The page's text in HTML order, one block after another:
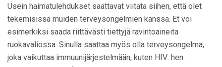
Usein haimatulehdukset saattavat viitata siihen, että olet
tekemisissä muiden terveysongelmien kanssa. Et voi
esimerkiksi saada riittävästi tiettyjä ravintoaineita
ruokavaliossa. Sinulla saattaa myös olla terveysongelma,
joka vaikuttaa immuunijärjestelmään, kuten HIV: hen.